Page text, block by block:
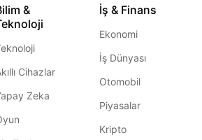
&
Cihazlar
Zeka
İş & Finans
Ekonomi
İş Dünyası
Otomobil
Piyasalar
Kripto